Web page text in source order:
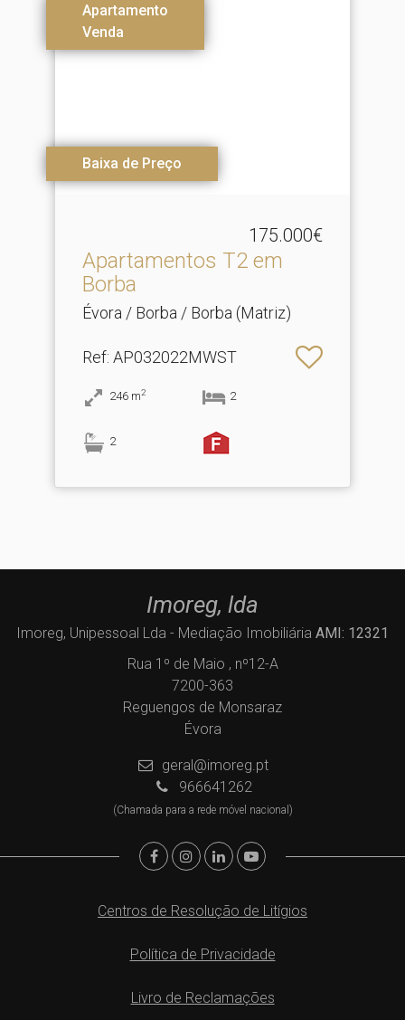
Apartamento
Venda
Baixa de Preço
175.000€
Apartamentos T2 em
Borba
Évora / Borba / Borba (Matriz)
Ref: AP032022MWST
246 m2 2
2
Imoreg, lda
Imoreg, Unipessoal Lda - Mediação Imobiliária AMI: 12321
Rua 1º de Maio , nº12-A
7200-363
Reguengos de Monsaraz
Évora
geral@imoreg.pt
966641262
(Chamada para a rede móvel nacional)
Centros de Resolução de Litígios
Política de Privacidade
Livro de Reclamações